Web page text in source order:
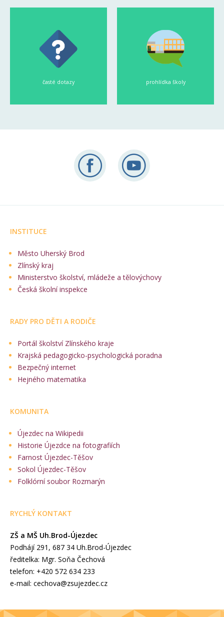
časté dotazy prohlídka školy
INSTITUCE
Město Uherský Brod
Zlínský kraj
Ministerstvo školství, mládeže a tělovýchovy
Česká školní inspekce
RADY PRO DĚTI A RODIČE
Portál školství Zlínského kraje
Krajská pedagogicko-psychologická poradna
Bezpečný internet
Hejného matematika
KOMUNITA
Újezdec na Wikipedii
Historie Újezdce na fotografiích
Farnost Újezdec-Těšov
Sokol Újezdec-Těšov
Folklórní soubor Rozmarýn
RYCHLÝ KONTAKT
ZŠ a MŠ Uh.Brod-Újezdec
Podhájí 291, 687 34 Uh.Brod-Újezdec
ředitelka: Mgr. Soňa Čechová
telefon: +420 572 634 233
e-mail: cechova@zsujezdec.cz